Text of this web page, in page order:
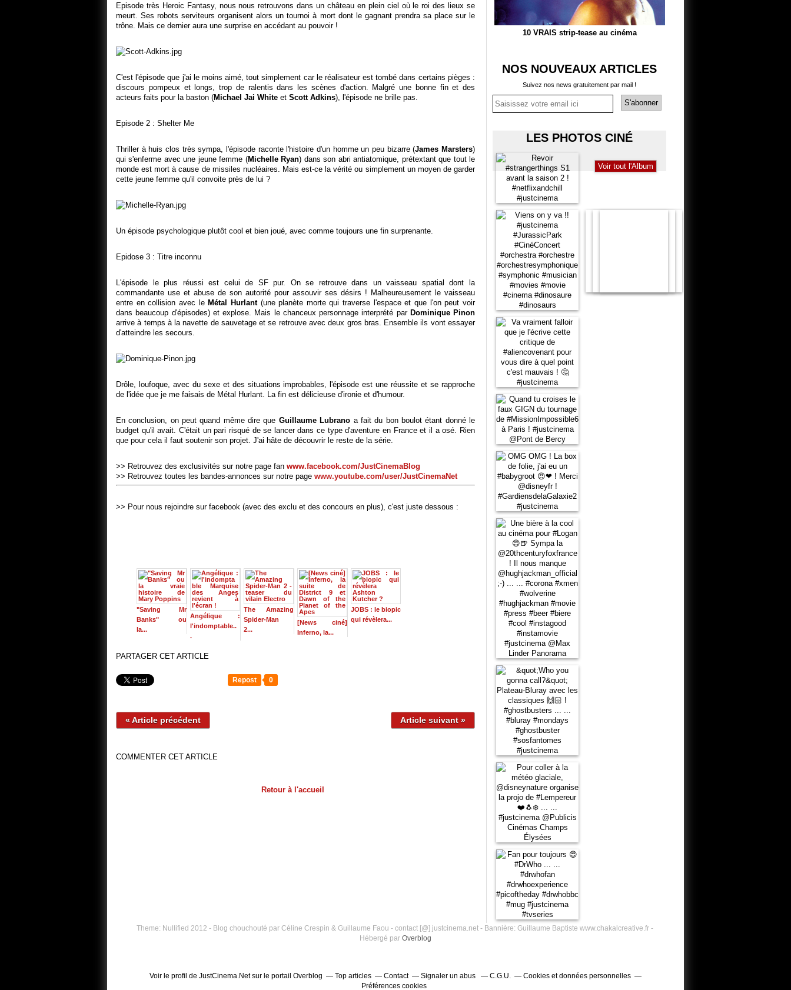
Episode très Heroic Fantasy, nous nous retrouvons dans un château en plein ciel où le roi des lieux se
meurt. Ses robots serviteurs organisent alors un tournoi à mort dont le gagnant prendra sa place sur le
trône. Mais ce dernier aura une surprise en accédant au pouvoir !
C'est l'épisode que j'ai le moins aimé, tout simplement car le réalisateur est tombé dans certains pièges :
discours pompeux et longs, trop de ralentis dans les scènes d'action. Malgré une bonne fin et des
acteurs faits pour la baston (Michael Jai White et Scott Adkins), l'épisode ne brille pas.
Episode 2 : Shelter Me
Thriller à huis clos très sympa, l'épisode raconte l'histoire d'un homme un peu bizarre (James Marsters)
qui s'enferme avec une jeune femme (Michelle Ryan) dans son abri antiatomique, prétextant que tout le
monde est mort à cause de missiles nucléaires. Mais est-ce la vérité ou simplement un moyen de garder
cette jeune femme qu'il convoite près de lui ?
Un épisode psychologique plutôt cool et bien joué, avec comme toujours une fin surprenante.
Epidose 3 : Titre inconnu
L'épisode le plus réussi est celui de SF pur. On se retrouve dans un vaisseau spatial dont la
commandante use et abuse de son autorité pour assouvir ses désirs ! Malheureusement le vaisseau
entre en collision avec leMétal Hurlant(une planète morte qui traverse l'espace et que l'on peut voir
dans beaucoup d'épisodes) et explose. Mais le chanceux personnage interprété par Dominique Pinon
arrive à temps à la navette de sauvetage et se retrouve avec deux gros bras. Ensemble ils vont essayer
d'atteindre les secours.
Drôle, loufoque, avec du sexe et des situations improbables, l'épisode est une réussite et se rapproche
de l'idée que je me faisais de Métal Hurlant. La fin est délicieuse d'ironie et d'humour.
En conclusion, on peut quand même dire que Guillaume Lubrano a fait du bon boulot étant donné le
budget qu'il avait. C'était un pari risqué de se lancer dans ce type d'aventure en France et il a osé. Rien
que pour cela il faut soutenir son projet. J'ai hâte de découvrir le reste de la série.
>> Retrouvez des exclusivités sur notre page fan www.facebook.com/JustCinemaBlog
>> Retrouvez toutes les bandes-annonces sur notre page www.youtube.com/user/JustCinemaNet
>> Pour nous rejoindre sur facebook (avec des exclu et des concours en plus), c'est juste dessous :
"Saving Mr
Banks" ou
la...
Angélique :
l'indomptable..
.
The Amazing
Spider-Man
2...
[News ciné]
Inferno, la...
JOBS : le biopic
qui révèlera...
PARTAGER CET ARTICLE
Repost 0
« Article précédent Article suivant »
COMMENTER CET ARTICLE
Retour à l'accueil
10 VRAIS strip-tease au cinéma
NOS NOUVEAUX ARTICLES
Suivez nos news gratuitement par mail !
LES PHOTOS CINÉ
Voir tout l'Album
Theme: Nullified 2012 - Blog chouchouté par Céline Crespin & Guillaume Faou - contact [@] justcinema.net - Bannière: Guillaume Baptiste www.chakalcreative.fr -
Hébergé par Overblog
Voir le profil de JustCinema.Netsur le portail Overblog Top articles Contact Signaler un abus C.G.U.
Cookies et données personnelles
Préférences cookies